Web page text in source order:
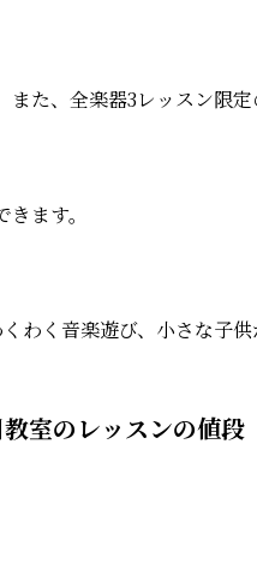
た、全楽器3レッスン限定
ます。
わく音楽遊び、小さな子
室のレッスンの値段